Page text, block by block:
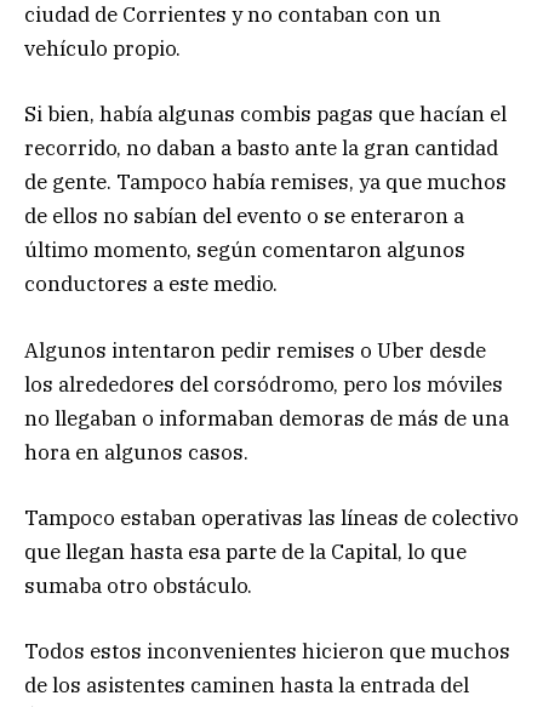
ciudad de Corrientes y no contaban con un
vehículo propio.
Si bien, había algunas combis pagas que hacían el
recorrido, no daban a basto ante la gran cantidad
de gente. Tampoco había remises, ya que muchos
de ellos no sabían del evento o se enteraron a
último momento, según comentaron algunos
conductores a este medio.
Algunos intentaron pedir remises o Uber desde
los alrededores del corsódromo, pero los móviles
no llegaban o informaban demoras de más de una
hora en algunos casos.
Tampoco estaban operativas las líneas de colectivo
que llegan hasta esa parte de la Capital, lo que
sumaba otro obstáculo.
Todos estos inconvenientes hicieron que muchos
de los asistentes caminen hasta la entrada del